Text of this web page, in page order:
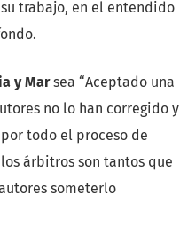
trabajo, en el entendido
y Marsea “Aceptado una
no lo han corregido y
todo el proceso de
árbitros son tantos que
someterlo